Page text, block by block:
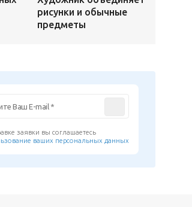
рисунки и обычные
предметы
заявки вы соглашаетесь
ваших персональных данных